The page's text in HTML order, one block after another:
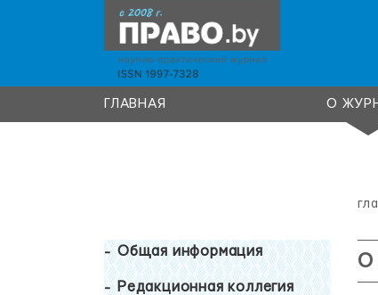
ГЛАВНАЯ О
Общая информация
Редакционная коллегия
О